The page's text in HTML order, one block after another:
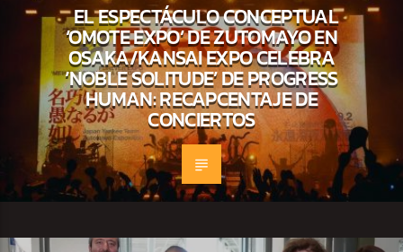
EL ESPECTÁCULO CONCEPTUAL
‘OMOTE EXPO’ DE ZUTOMAYO EN
OSAKA/KANSAI EXPO CELEBRA
‘NOBLE SOLITUDE’ DE PROGRESS
HUMAN: RECAPCENTAJE DE
CONCIERTOS